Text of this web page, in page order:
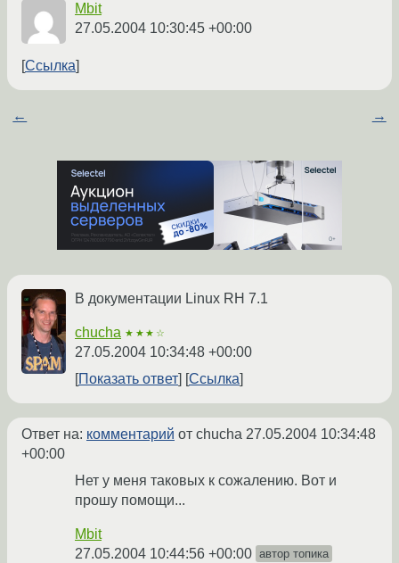
Mbit
27.05.2004 10:30:45 +00:00
Ссылка
← →
В документации Linux RH 7.1
chucha ★★★☆
27.05.2004 10:34:48 +00:00
Показать ответ
Ссылка
Ответ на: комментарий от chucha 27.05.2004 10:34:48
+00:00
Нет у меня таковых к сожалению. Вот и
прошу помощи...
Mbit
27.05.2004 10:44:56 +00:00 автор топика